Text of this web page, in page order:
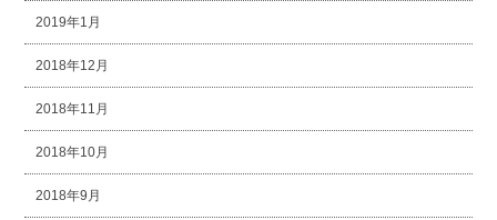
2019年1月
2018年12月
2018年11月
2018年10月
2018年9月